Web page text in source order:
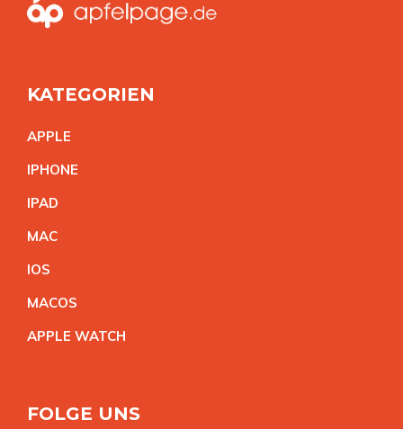
KATEGORIEN
APPLE
IPHONE
IPAD
MAC
IOS
MACOS
APPLE WATCH
FOLGE UNS